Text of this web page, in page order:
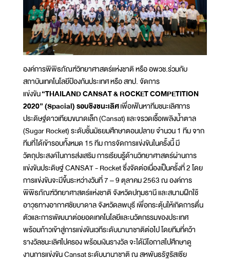
องค์การพิพิธภัณฑ์วิทยาศาสตร์แห่งชาติ หรือ อพวช.ร่วมกับ
สถาบันเทคโนโลยีป้องกันประเทศ หรือ สทป. จัดการ
แข่งขัน“THAILAND CANSAT & ROCKET COMPETITION
2020” (Spacial) รอบชิงชนะเลิศเพื่อเฟ้นหาทีมชนะเลิศการ
ประดิษฐ์ดาวเทียมขนาดเล็ก (Cansat) และจรวดเชื้อเพลิงน้ำตาล
(Sugar Rocket) ระดับชั้นมัธยมศึกษาตอนปลาย จำนวน 1 ทีม จาก
ทีมที่ได้เข้ารอบทั้งหมด 15 ทีม การจัดการแข่งขันในครั้งนี้ มี
วัตถุประสงค์ในการส่งเสริม การเรียนรู้ด้านวิทยาศาสตร์ผ่านการ
แข่งขันประดิษฐ์ CANSAT - Rocket ซึ่งจัดต่อเนื่องเป็นครั้งที่ 2 โดย
การแข่งขันจะมีขึ้นระหว่างวันที่ 7 – 9 ตุลาคม 2563 ณ องค์การ
พิพิธภัณฑ์วิทยาศาสตร์แห่งชาติ จังหวัดปทุมธานี และสนามฝึกใช้
อาวุธทางอากาศชัยบาดาล จังหวัดลพบุรี เพื่อกระตุ้นให้เกิดการตื่น
ตัวและการพัฒนาต่อยอดเทคโนโลยีและนวัตกรรมของประเทศ
พร้อมก้าวเข้าสู่การแข่งขันเวทีระดับนานาชาติต่อไป โดยทีมที่คว้า
รางวัลชนะเลิศไปครอง พร้อมเงินรางวัล จะได้มีโอกาสไปศึกษาดู
งานการแข่งขัน Cansat ระดับนานาชาติ ณ สหพันธรัฐรัสเซีย